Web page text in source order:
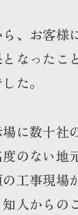
、お客様
なったこ
た。
に数十社
のない地
工事現場
人からの